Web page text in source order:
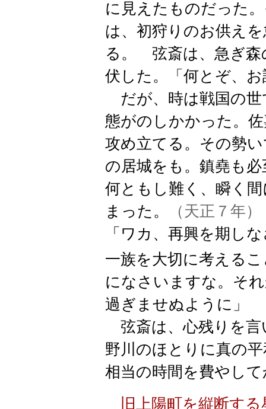
に見えたものだった
は、初狩りのお供え
る。 弦斎は、急ぎ森
伏した。「何とぞ、
だが、時は戦国の世
態がのしかかった。
攻め立てる。その勢
の居城をも。鎮堯も
何ともし難く、瞬く
まった。
（天正７年）
「ワカ、再興を期し
一族を大切に考える
になさいますな。そ
過ぎませぬように」
弦斎は、心残りを言
野川のほとりに真の
相当の時間を費やし
旧上陽町を縦断す